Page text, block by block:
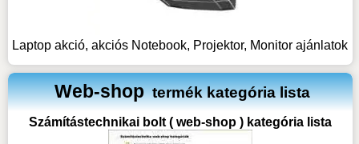
Laptop akció, akciós Notebook, Projektor, Monitor ajánlatok
Web-shop termék kategória lista
Számítástechnikai bolt ( web-shop ) kategória lista